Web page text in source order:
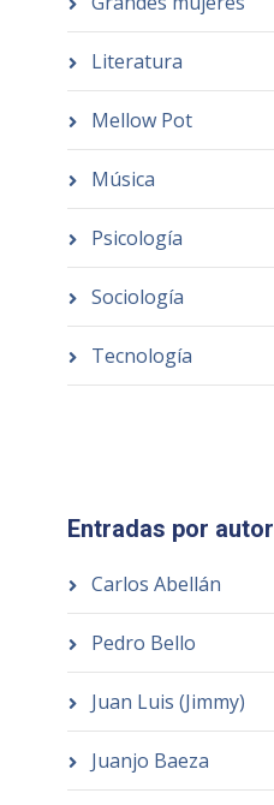
Literatura
Mellow Pot
Música
Psicología
Sociología
Tecnología
Entradas por autor
Carlos Abellán
Pedro Bello
Juan Luis (Jimmy)
Juanjo Baeza